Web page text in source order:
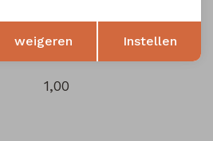
flinq
1,00
Opslaan
weigeren Instellen